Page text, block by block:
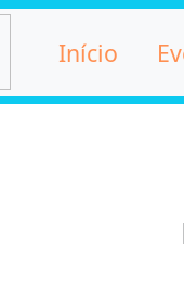
Início